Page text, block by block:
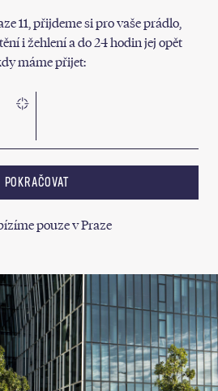
11, přijdeme si pro vaše prádlo,
i žehlení a do 24 hodin jej opět
máme přijet:
POKRAČOVAT
pouze v Praze